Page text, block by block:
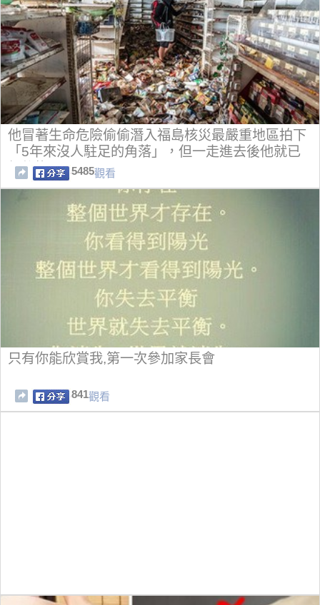
他冒著生命危險偷偷潛入福島核災最嚴重地區拍下
「5年來沒人駐足的角落」，但一走進去後他就已
經後悔了…5485觀看
只有你能欣賞我,第一次參加家長會
841觀看